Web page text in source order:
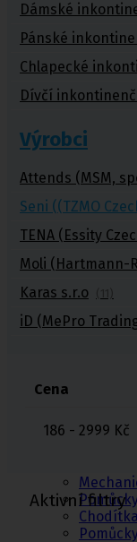
II.
sebeobsluhu
Dámské
Pánské
Chlapecké
Dívčí
Výrobci
Attends (MSM,
Seni ((TZMO
TENA (Essity
Moli (Hartmann-
Karas s.r.o
iD (MePro
Cena
186 - 2999 Kč
Aktivní filtry